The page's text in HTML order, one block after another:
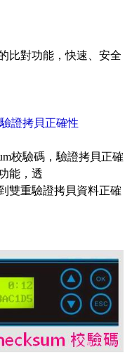
比對功能，快速、安全
證拷貝正確性
校驗碼，驗證拷貝正確
能，透
雙重驗證拷貝資料正確